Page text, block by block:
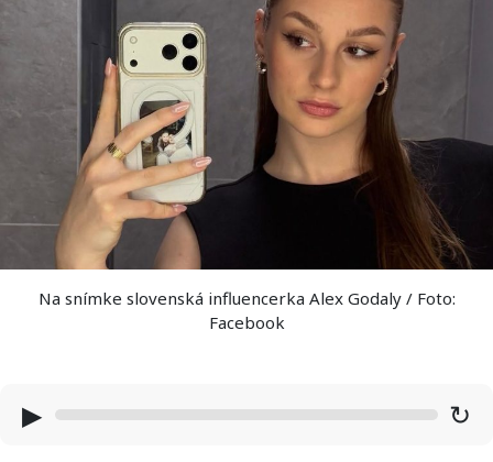
Na snímke slovenská influencerka Alex Godaly / Foto:
Facebook
▶ ↻